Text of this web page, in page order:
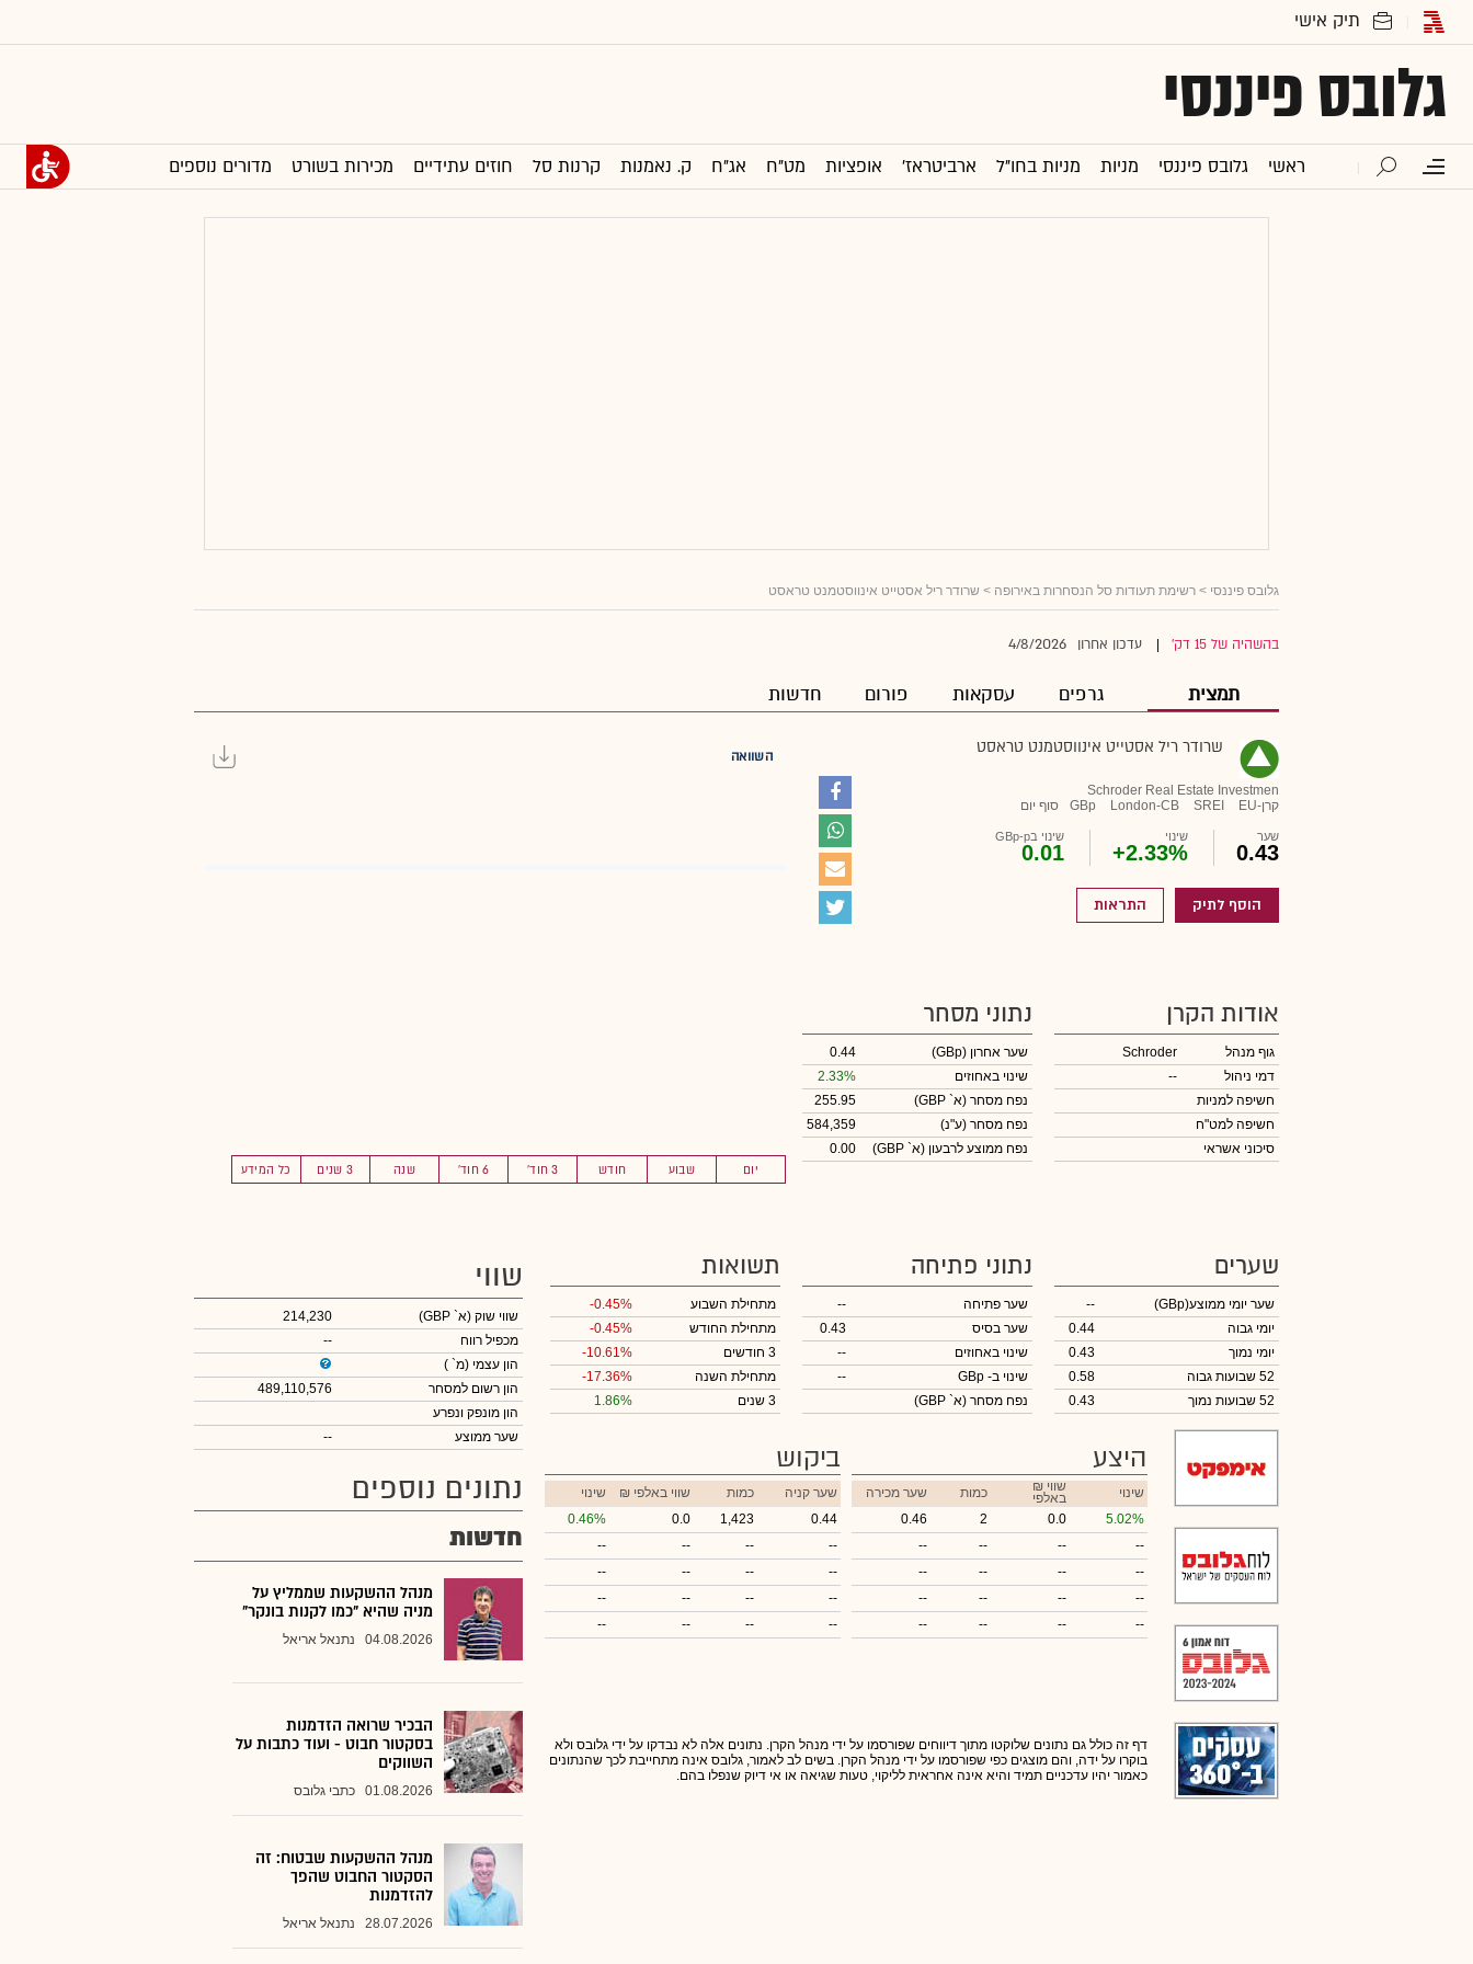
גלובס פיננסי
ראשי גלובס פיננסי מניות מניות בחו"ל ארביטראז' אופציות מט"ח אג"ח ק. נאמנות קרנות סל חוזים עתידיים מכירות בשורט מדורים נוספים
גלובס פיננסי > רשימת תעודות סל הנסחרות באירופה > שרודר ריל אסטייט אינווסטמנט טראסט
בהשהיה של 15 דק' עדכון אחרון 4/8/2026
תמצית גרפים עסקאות פורום חדשות
שרודר ריל אסטייט אינווסטמנט טראסט
Schroder Real Estate Investmen
קרן-EU
SREI
London-CB
GBp סוף יום
שער
0.43
שינוי
+2.33%
שינוי בGBp-p
0.01
הוסף לתיק התראות
השוואה
יום שבוע חודש 3 חוד' 6 חוד' שנה 3 שנים כל המידע
אודות הקרן
גוף מנהל
Schroder
דמי ניהול
--
חשיפה למניות
חשיפה למט"ח
סיכוני אשראי
נתוני מסחר
שער אחרון (GBp)
0.44
שינוי באחוזים
2.33%
נפח מסחר (א` GBP)
255.95
נפח מסחר (ע"נ)
584,359
נפח ממוצע לרבעון (א` GBP)
0.00
שערים
שער יומי ממוצע(GBp)
--
יומי גבוה
0.44
יומי נמוך
0.43
52 שבועות גבוה
0.58
52 שבועות נמוך
0.43
נתוני פתיחה
שער פתיחה
--
שער בסיס
0.43
שינוי באחוזים
--
שינוי ב- GBp
--
נפח מסחר (א` GBP)
תשואות
מתחילת השבוע
-0.45%
מתחילת החודש
-0.45%
3 חודשים
-10.61%
מתחילת השנה
-17.36%
3 שנים
1.86%
היצע
שינוי ₪ שווי
באלפי כמות
שער מכירה
5.02%
0.0
2
0.46
--
--
--
--
--
--
--
--
--
--
--
--
--
--
--
--
ביקוש
שער קניה כמות ₪ שווי באלפי
שינוי
0.44
1,423
0.0
0.46%
--
--
--
--
--
--
--
--
--
--
--
--
--
--
--
--
דף זה כולל גם נתונים שלוקטו מתוך דיווחים שפורסמו על ידי מנהל הקרן. נתונים אלה לא נבדקו על ידי גלובס ולא
בוקרו על ידה, והם מוצגים כפי שפורסמו על ידי מנהל הקרן. בשים לב לאמור, גלובס אינה מתחייבת לכך שהנתונים
כאמור יהיו עדכניים תמיד והיא אינה אחראית לליקוי, טעות שגיאה או אי דיוק שנפלו בהם.
שווי
שווי שוק (א` GBP)
214,230
מכפיל רווח
--
הון עצמי (מ` )
הון רשום למסחר
489,110,576
הון מונפק ונפרע
שער ממוצע
--
נתונים נוספים
חדשות
מנהל ההשקעות שממליץ על
מניה שהיא "כמו לקנות בונקר"
04.08.2026 נתנאל אריאל
הבכיר שרואה הזדמנות
בסקטור חבוט - ועוד כתבות על
השווקים
01.08.2026 כתבי גלובס
מנהל ההשקעות שבטוח: זה
הסקטור החבוט שהפך
להזדמנות
28.07.2026 נתנאל אריאל